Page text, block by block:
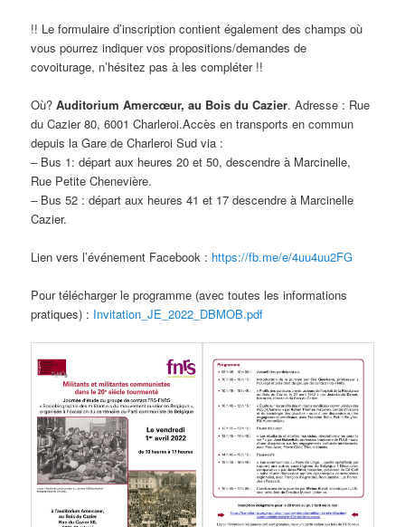
!! Le formulaire d’inscription contient également des champs où
vous pourrez indiquer vos propositions/demandes de
covoiturage, n’hésitez pas à les compléter !!
Où?Auditorium Amercœur, au Bois du Cazier. Adresse : Rue
du Cazier 80, 6001 Charleroi.Accès en transports en commun
depuis la Gare de Charleroi Sud via :
– Bus 1: départ aux heures 20 et 50, descendre à Marcinelle,
Rue Petite Chenevière.
– Bus 52 : départ aux heures 41 et 17 descendre à Marcinelle
Cazier.
Lien vers l’événement Facebook : https://fb.me/e/4uu4uu2FG
Pour télécharger le programme (avec toutes les informations
pratiques) : Invitation_JE_2022_DBMOB.pdf